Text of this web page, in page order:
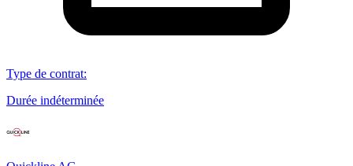
Type de contrat:
Durée indéterminée